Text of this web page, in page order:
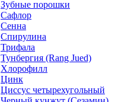
Зубные порошки
Сафлор
Сенна
Спирулина
Трифала
Тунбергия (Rang Jued)
Хлорофилл
Цинк
Циссус четырехугольный